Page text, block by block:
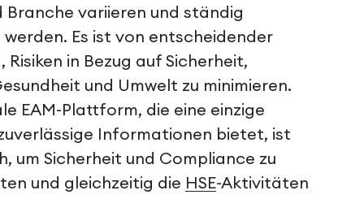
Branche variieren und ständig
Es ist von entscheidender
Risiken in Bezug auf Sicherheit,
und Umwelt zu minimieren.
EAM-Plattform, die eine einzige
Informationen bietet, ist
um Sicherheit und Compliance zu
und gleichzeitig die HSE-Aktivitäten